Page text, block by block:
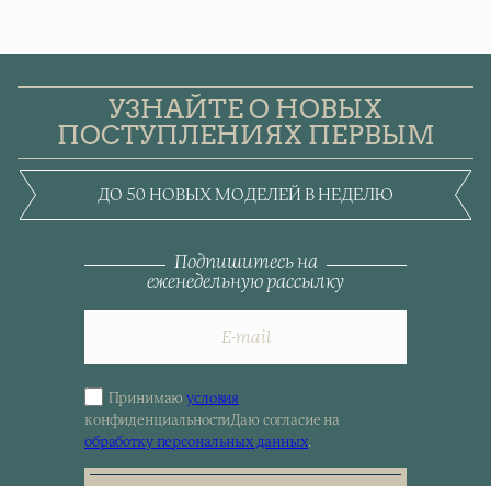
УЗНАЙТЕ О НОВЫХ
ПОСТУПЛЕНИЯХ ПЕРВЫМ
ДО 50 НОВЫХ МОДЕЛЕЙ В НЕДЕЛЮ
Подпишитесь на
еженедельную рассылку
Sign
up
for
the
Принимаюусловия
конфиденциальностиДаю согласие на
обработку персональных данных.